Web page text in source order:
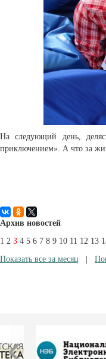
На следующий день,
приключением». А что за
Архив новостей
1 2 3 4 5 6 7 8 9 10 11 12 13
Показать все за месяц